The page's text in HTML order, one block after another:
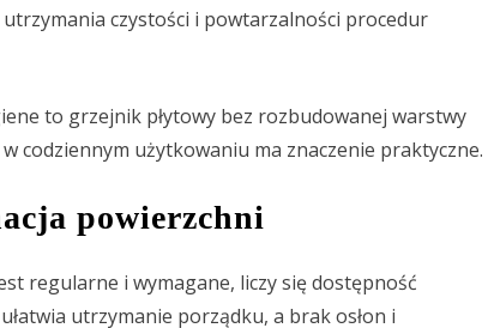
czystości i powtarzalności procedur
to grzejnik płytowy bez rozbudowanej warstwy
codziennym użytkowaniu ma znaczenie praktyczne.
powierzchni
regularne i wymagane, liczy się dostępność
utrzymanie porządku, a brak osłon i